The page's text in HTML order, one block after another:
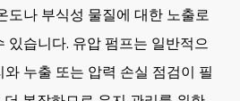
도나 부식성 물질에 대한 노출로
있습니다. 유압 펌프는 일반적으
누출 또는 압력 손실 점검이 필